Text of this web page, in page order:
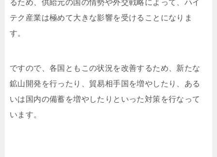
るため、供給元の国の情勢や外交戦略によって、ハイ
テク産業は極めて大きな影響を受けることになりま
す。
ですので、各国ともこの状況を改善するため、新たな
鉱山開発を行ったり、貿易相手国を増やしたり、ある
いは国内の備蓄を増やしたりといった対策を行なって
います。